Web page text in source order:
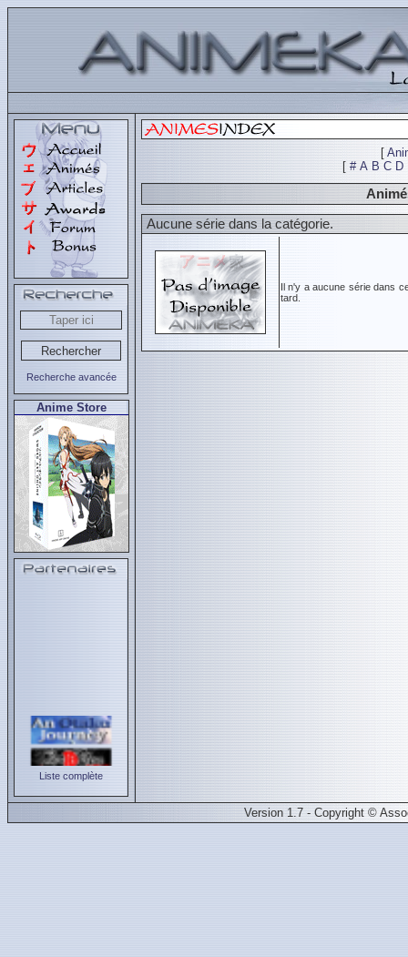
Recherche avancée
Anime Store
Liste complète
[
[ # A B C D
Aucune série dans la catégorie.
Il n'y a aucune série dans
tard.
Version 1.7 - Copyright ©